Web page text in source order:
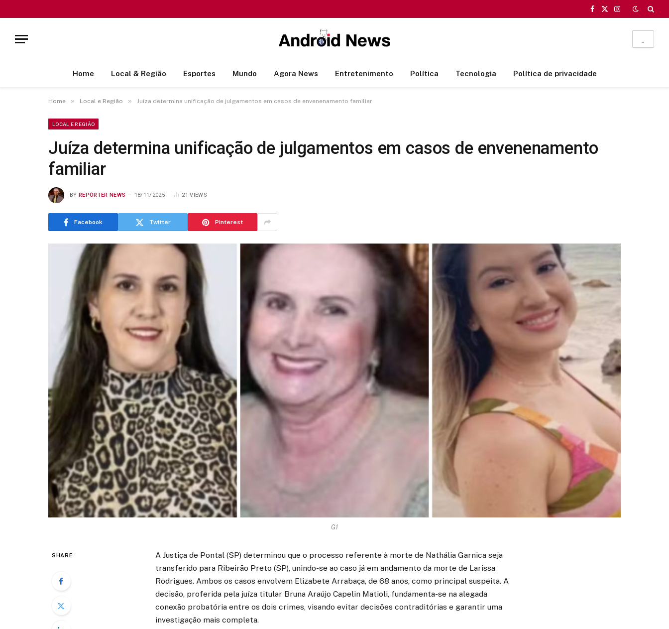
Facebook
X
Instagram
Home Local & Região Esportes Mundo Agora News Entretenimento Política Tecnologia Política de privacidade
Home » Local e Região » Juíza determina unificação de julgamentos em casos de envenenamento familiar
LOCAL E REGIÃO
Juíza determina unificação de julgamentos em casos de envenenamento
familiar
BY REPÓRTER NEWS 18/11/2025 21VIEWS
Facebook Twitter Pinterest
G1
SHARE
A Justiça de Pontal (SP) determinou que o processo referente à morte de Nathália Garnica seja
transferido para Ribeirão Preto (SP), unindo-se ao caso já em andamento da morte de Larissa
Rodrigues. Ambos os casos envolvem Elizabete Arrabaça, de 68 anos, como principal suspeita. A
decisão, proferida pela juíza titular Bruna Araújo Capelin Matioli, fundamenta-se na alegada
conexão probatória entre os dois crimes, visando evitar decisões contraditórias e garantir uma
investigação mais completa.